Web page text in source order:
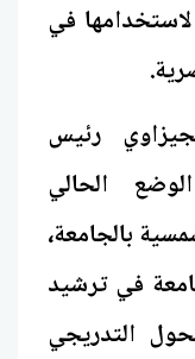
لاستخدامها في
رئيس
الحالي
بالجامعة،
في ترشيد
التدريجي